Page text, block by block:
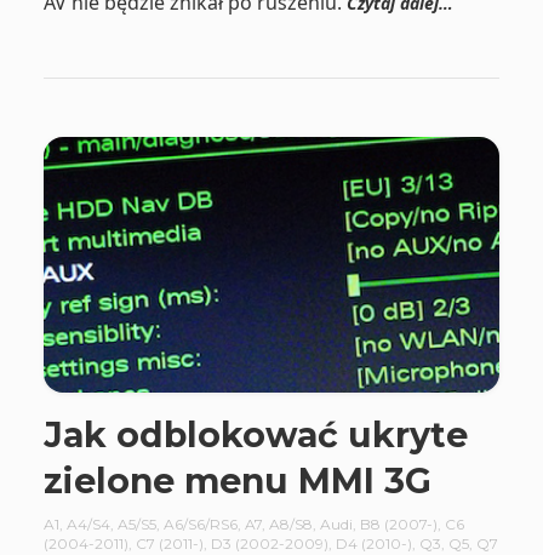
Jak odblokować ukryte
zielone menu MMI 3G
A1, A4/S4, A5/S5, A6/S6/RS6, A7, A8/S8, Audi, B8 (2007-), C6
(2004-2011), C7 (2011-), D3 (2002-2009), D4 (2010-), Q3, Q5, Q7